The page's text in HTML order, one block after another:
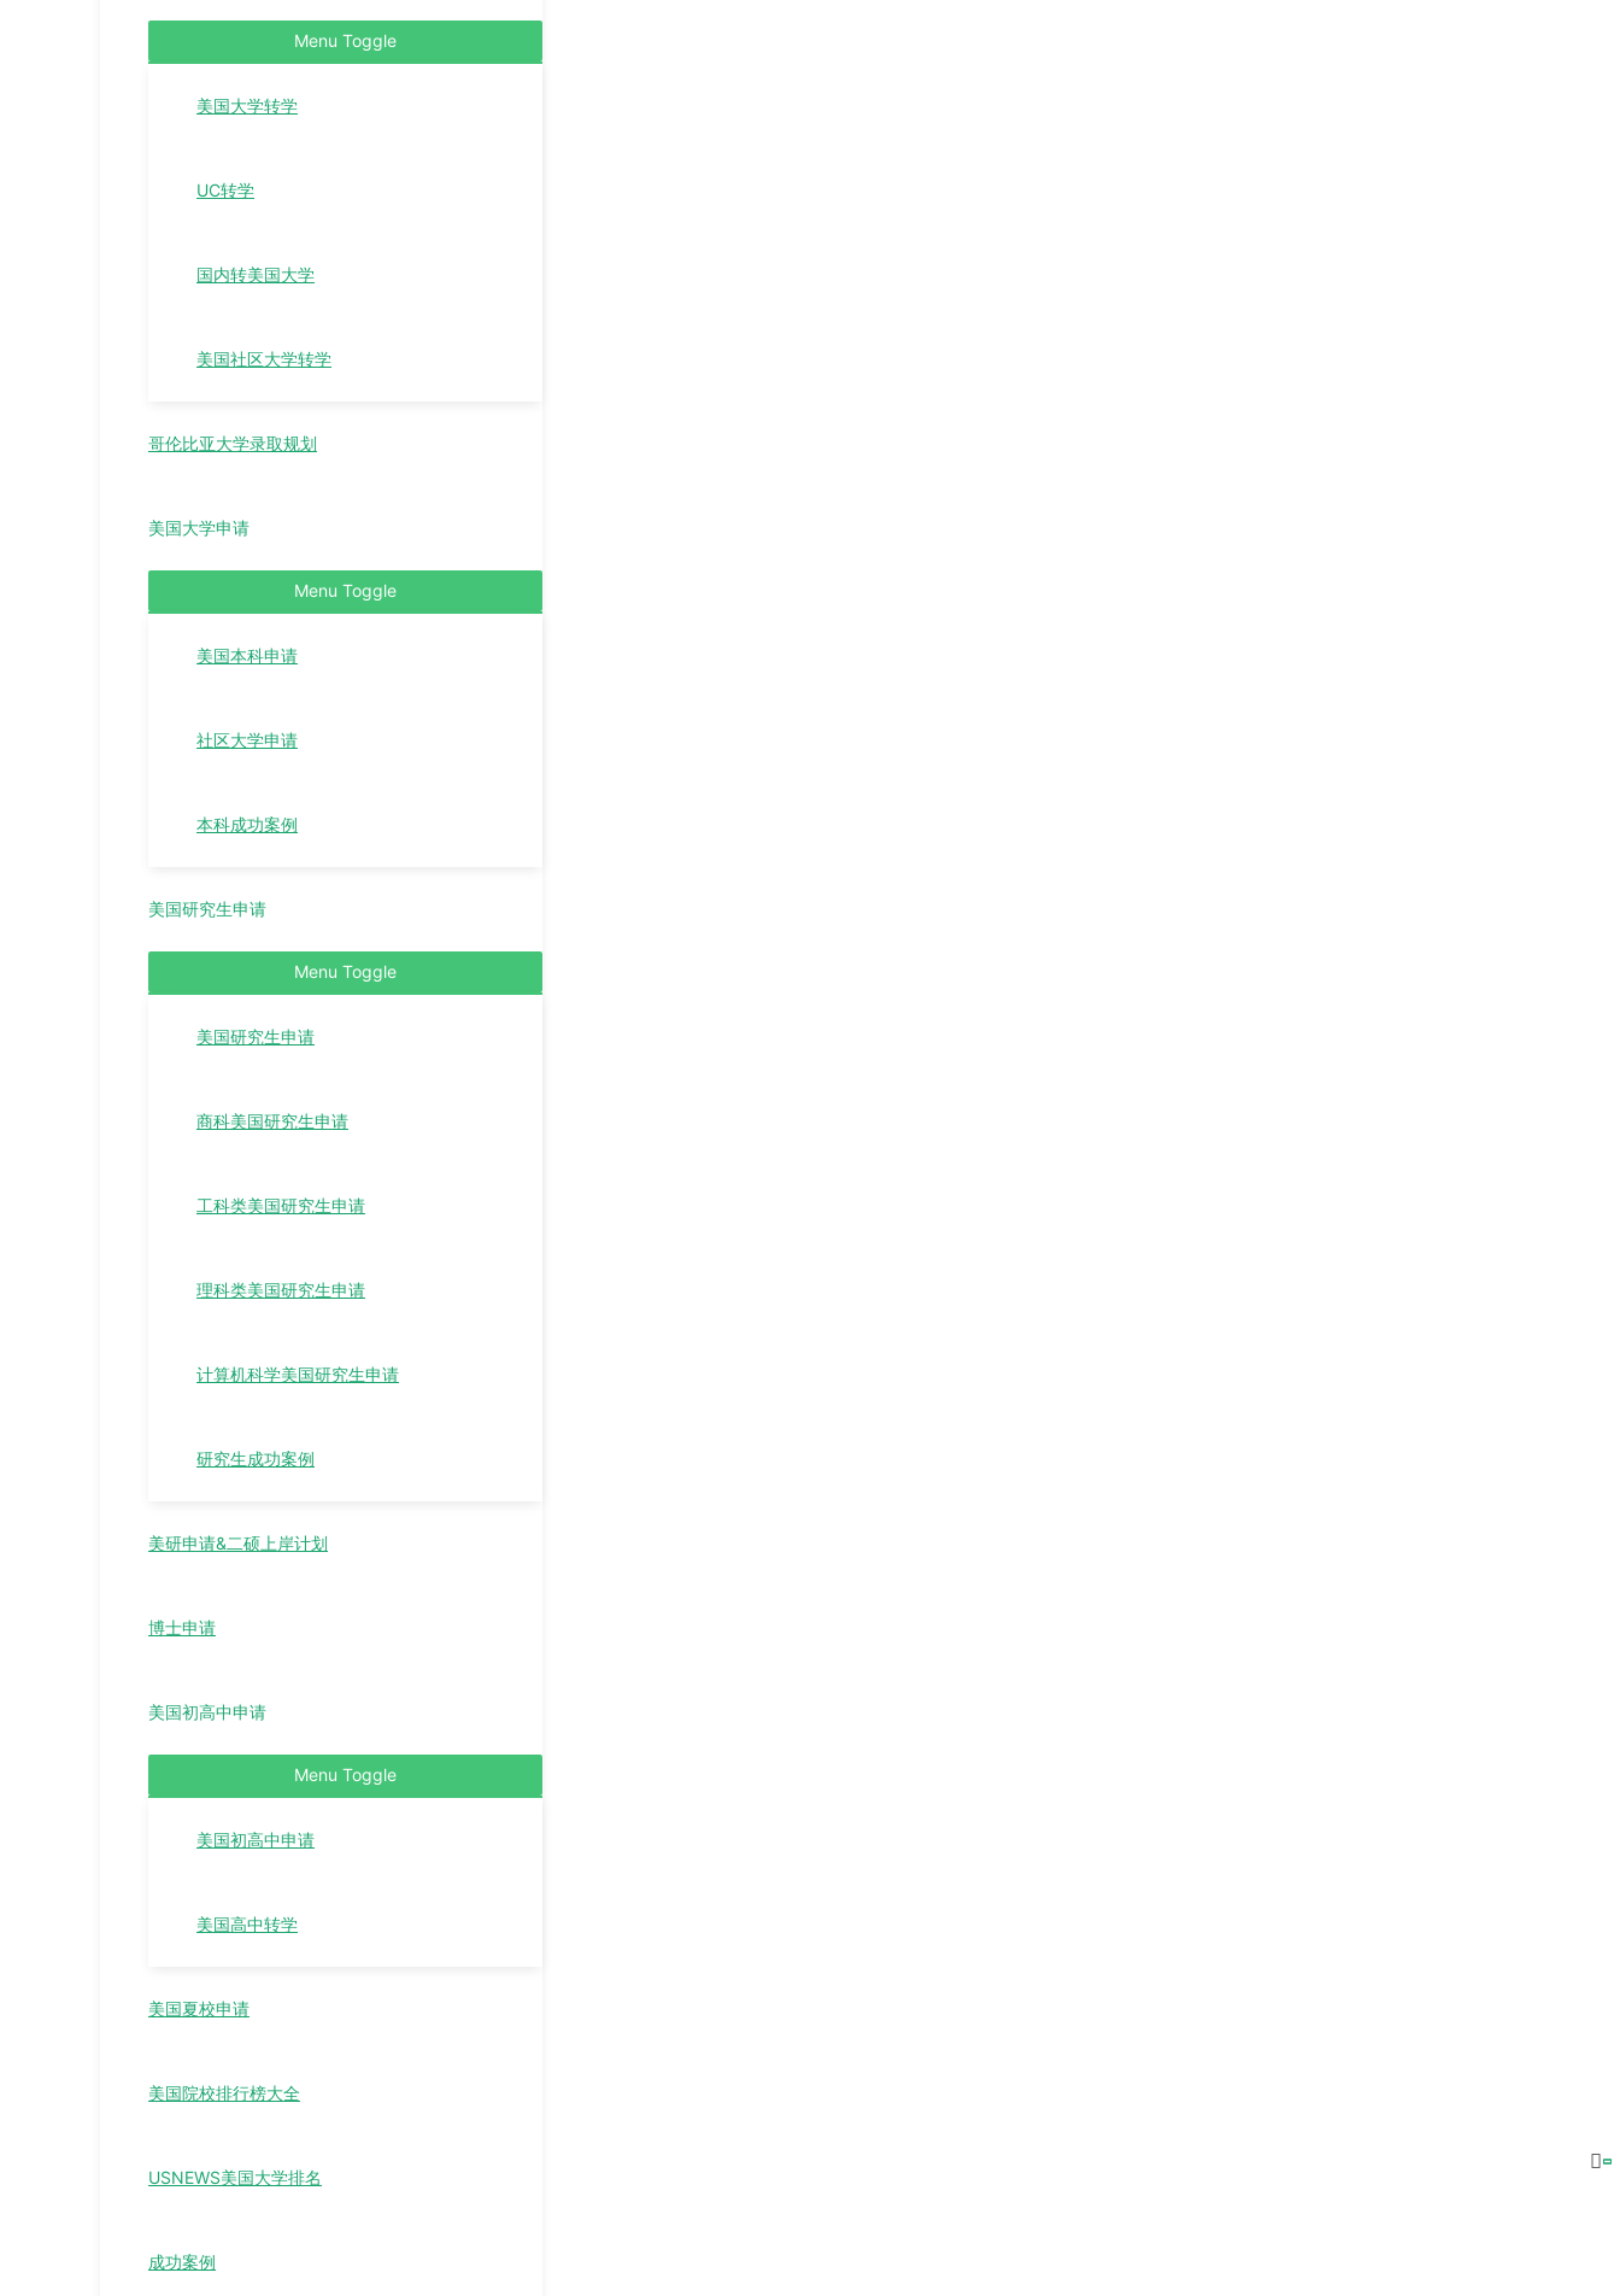
Menu Toggle
美国大学转学
UC转学
国内转美国大学
美国社区大学转学
哥伦比亚大学录取规划
美国大学申请
Menu Toggle
美国本科申请
社区大学申请
本科成功案例
美国研究生申请
Menu Toggle
美国研究生申请
商科美国研究生申请
工科类美国研究生申请
理科类美国研究生申请
计算机科学美国研究生申请
研究生成功案例
美研申请&二硕上岸计划
博士申请
美国初高中申请
Menu Toggle
美国初高中申请
美国高中转学
美国夏校申请
美国院校排行榜大全
USNEWS美国大学排名
成功案例